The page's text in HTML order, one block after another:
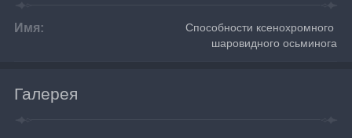
Имя:
Способности ксенохромного
шаровидного осьминога
Галерея